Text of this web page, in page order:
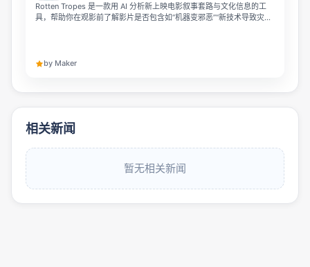
Rotten Tropes 是一款用 AI 分析新上映电影叙事套路与文化信息的工
具，帮助你在观影前了解影片是否包含如“机器变邪恶”“新技术导致灾难”
by Maker
相关新闻
暂无相关新闻